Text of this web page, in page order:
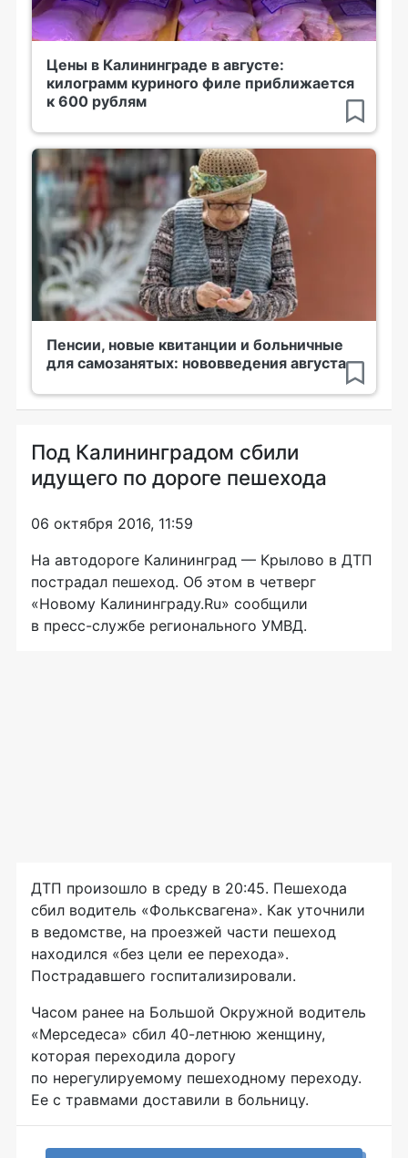
Цены в Калининграде в августе:
килограмм куриного филе приближается
к 600 рублям
Пенсии, новые квитанции и больничные
для самозанятых: нововведения августа
Под Калининградом сбили
идущего по дороге пешехода
06 октября 2016, 11:59
На автодороге Калининград — Крылово в ДТП
пострадал пешеход. Об этом в четверг
«Новому Калининграду.Ru» сообщили
в пресс-службе регионального УМВД.
ДТП произошло в среду в 20:45. Пешехода
сбил водитель «Фольксвагена». Как уточнили
в ведомстве, на проезжей части пешеход
находился «без цели ее перехода».
Пострадавшего госпитализировали.
Часом ранее на Большой Окружной водитель
«Мерседеса» сбил 40-летнюю женщину,
которая переходила дорогу
по нерегулируемому пешеходному переходу.
Ее с травмами доставили в больницу.